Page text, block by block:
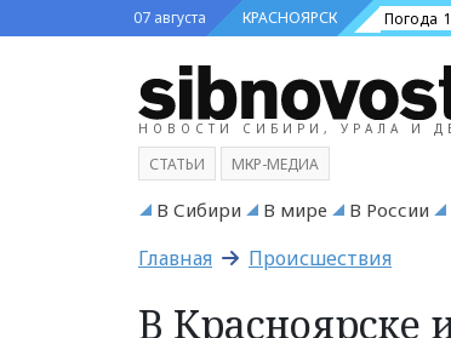
07 августа КРАСНОЯРСК Погода
НОВОСТИ СИБИРИ, УРАЛА И
СТАТЬИ МКР-МЕДИА
В Сибири В мире В России
Главная Происшествия
В Красноярске